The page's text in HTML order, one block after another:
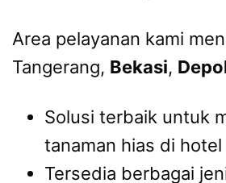
Area pelayanan kami
Tangerang, Bekasi,
Solusi terbaik untuk
tanaman hias di hotel
Tersedia berbagai